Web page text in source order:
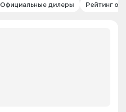
Официальные дилеры Рейтинг